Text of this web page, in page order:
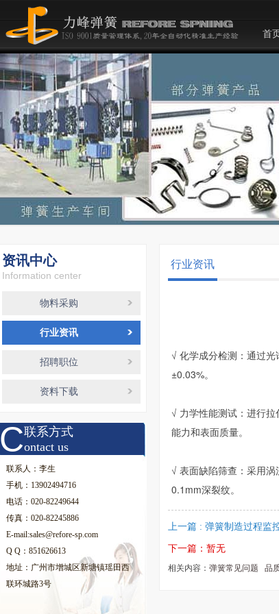
首
资讯中心
Information center
物料采购
行业资讯
招聘职位
资料下载
C联系方式
ontact us
联系人：李生
手机：13902494716
电话：020-82249644
传真：020-82245886
E-mail:sales@refore-sp.com
Q Q：851626613
地址：广州市增城区新塘镇瑶田西
联环城路3号
行业资讯
√ 化学成分检测 ：通过
±0.03%。
√ 力学性能测试 ：进行
能力和表面质量。
√ 表面缺陷筛查 ：采用
0.1mm深裂纹。
上一篇 : 弹簧制造过程监
下一篇：暂无
相关内容： 弹簧常见问题 品